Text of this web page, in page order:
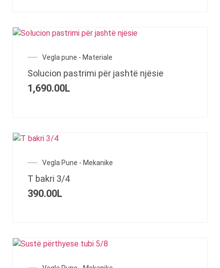
Vegla pune - Materiale
Solucion pastrimi për jashtë njësie
1,690.00L
Vegla Pune - Mekanike
T bakri 3/4
390.00L